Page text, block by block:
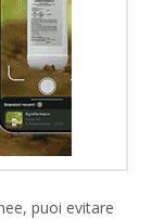
puoi evitare